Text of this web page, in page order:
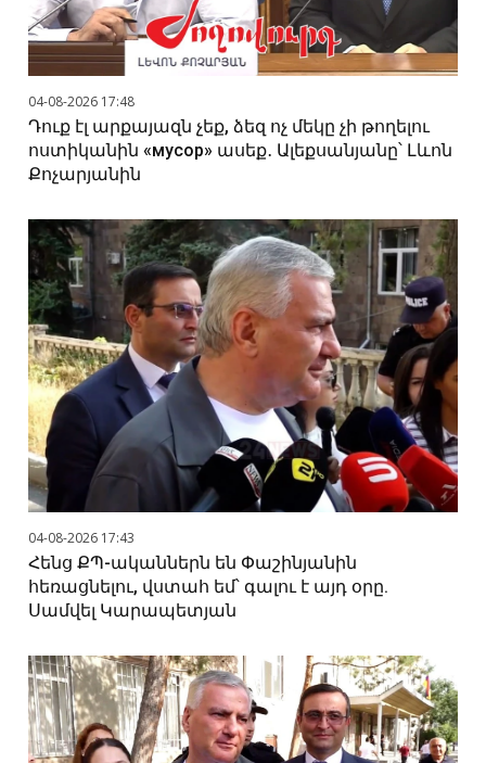
04-08-2026 17:48
Դուք էլ արքայազն չեք, ձեզ ոչ մեկը չի թողելու
ոստիկանին «мусор» ասեք․ Ալեքսանյանը՝ Լևոն
Քոչարյանին
04-08-2026 17:43
Հենց ՔՊ-ականներն են Փաշինյանին
հեռացնելու, վստահ եմ՝ գալու է այդ օրը.
Սամվել Կարապետյան